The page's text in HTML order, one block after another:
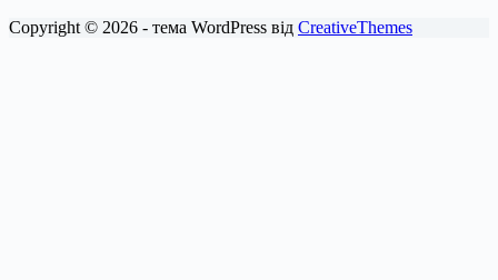
Copyright © 2026 - тема WordPress від CreativeThemes